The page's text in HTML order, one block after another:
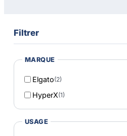
Filtrer
MARQUE
Elgato(2)
HyperX(1)
USAGE